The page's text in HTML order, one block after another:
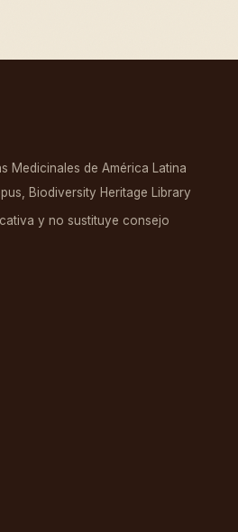
Medicinales de América Latina
Biodiversity Heritage Library
y no sustituye consejo